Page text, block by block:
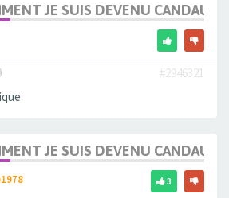
JE SUIS DEVENU
#2946321
JE SUIS DEVENU
3